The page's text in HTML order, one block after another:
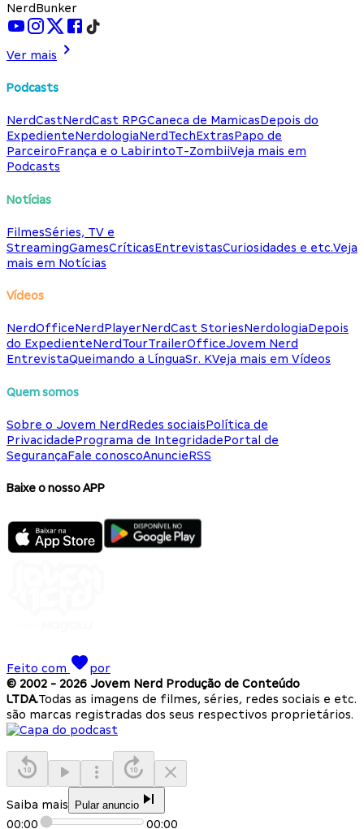
NerdBunker
Ver mais
Podcasts
NerdCastNerdCast RPGCaneca de MamicasDepois do
ExpedienteNerdologiaNerdTechExtrasPapo de
ParceiroFrança e o LabirintoT-ZombiiVeja mais em
Podcasts
Notícias
FilmesSéries, TV e
StreamingGamesCríticasEntrevistasCuriosidades e etc.Veja
mais em Notícias
Vídeos
NerdOfficeNerdPlayerNerdCast StoriesNerdologiaDepois
do ExpedienteNerdTourTrailerOfficeJovem Nerd
EntrevistaQueimando a LínguaSr. KVeja mais em Vídeos
Quem somos
Sobre o Jovem NerdRedes sociaisPolítica de
PrivacidadePrograma de IntegridadePortal de
SegurançaFale conoscoAnuncieRSS
Baixe o nosso APP
Feito com
por
© 2002 - 2026 Jovem Nerd Produção de Conteúdo
LTDA.Todas as imagens de filmes, séries, redes sociais e etc.
são marcas registradas dos seus respectivos proprietários.
Saiba mais Pular anuncio
00:00 00:00